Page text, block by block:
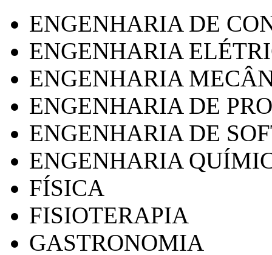
ENGENHARIA DE
ENGENHARIA
ENGENHARIA
ENGENHARIA DE
ENGENHARIA DE
ENGENHARIA
FÍSICA
FISIOTERAPIA
GASTRONOMIA